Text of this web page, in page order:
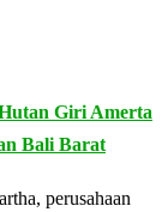
Giri Amerta
Bali Barat
perusahaan